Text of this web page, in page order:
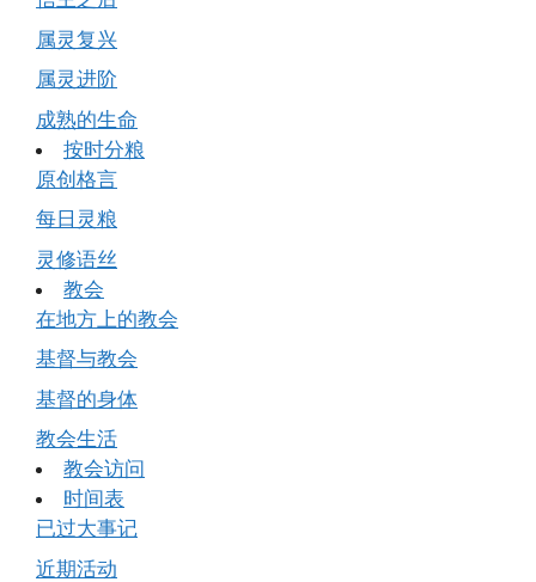
属灵复兴
属灵进阶
成熟的生命
按时分粮
原创格言
每日灵粮
灵修语丝
教会
在地方上的教会
基督与教会
基督的身体
教会生活
教会访问
时间表
已过大事记
近期活动